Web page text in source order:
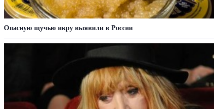
Опасную щучью икру выявили в России